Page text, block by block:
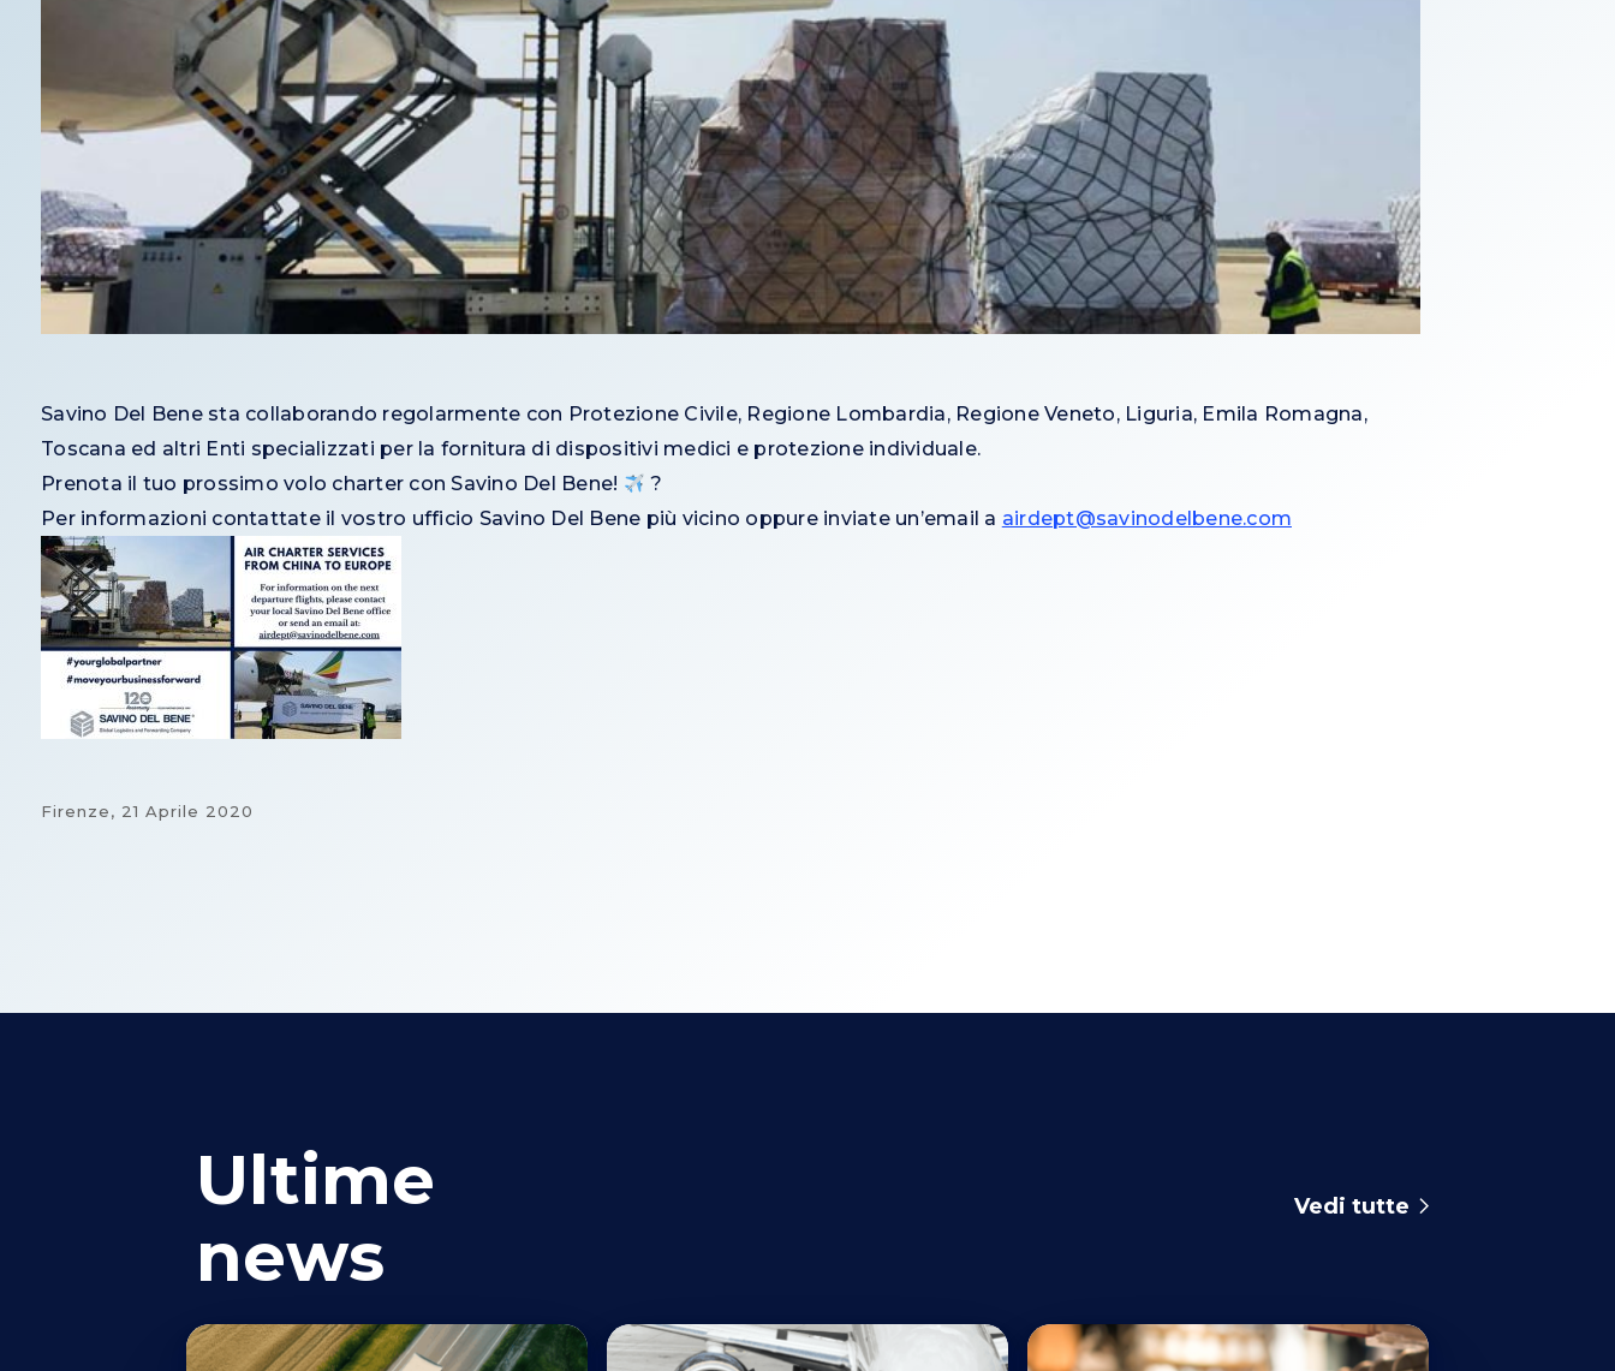
Savino Del Bene sta collaborando regolarmente con Protezione Civile, Regione Lombardia, Regione Veneto, Liguria, Emila Romagna,
Toscana ed altri Enti specializzati per la fornitura di dispositivi medici e protezione individuale.
Prenota il tuo prossimo volo charter con Savino Del Bene!
?
Per informazioni contattate il vostro ufficio Savino Del Bene più vicino oppure inviate un’email a airdept@savinodelbene.com
Firenze, 21 Aprile 2020
Ultime
news
Vedi tutte